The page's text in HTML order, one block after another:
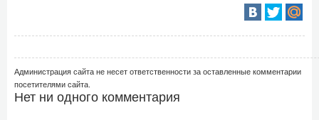
Администрация сайта не несет ответственности за оставленные комментарии
посетителями сайта.
Нет ни одного комментария